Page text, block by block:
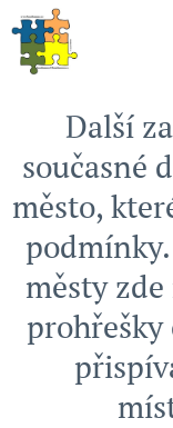
Další
současné
město,
městy